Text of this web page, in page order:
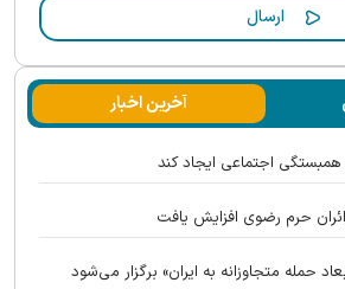
آخرین اخبار
اجتماعی ایجاد کند
حرم رضوی افزایش یافت
حمله متجاوزانه به ایران» برگزار می‌شود